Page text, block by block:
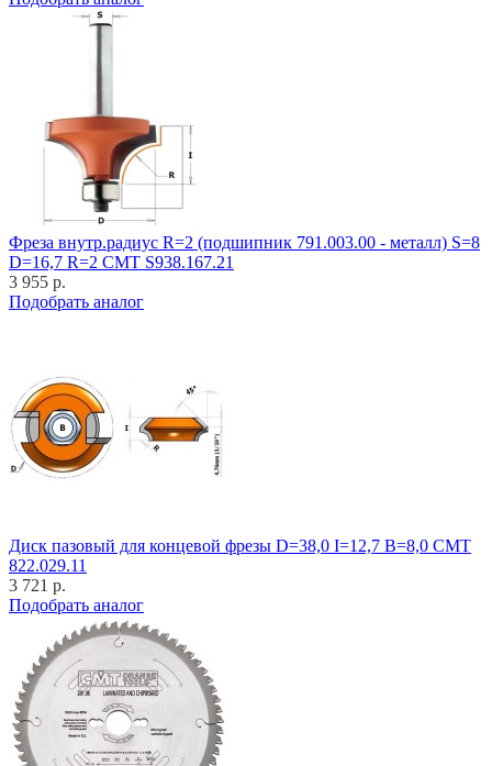
Фреза внутр.радиус R=2 (подшипник 791.003.00 - металл) S=8
D=16,7 R=2 CMT S938.167.21
3 955 р.
Подобрать аналог
Диск пазовый для концевой фрезы D=38,0 I=12,7 B=8,0 CMT
822.029.11
3 721 р.
Подобрать аналог